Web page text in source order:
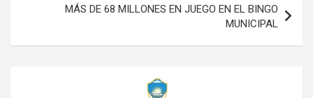
MÁS DE 68 MILLONES EN JUEGO EN EL BINGO
MUNICIPAL